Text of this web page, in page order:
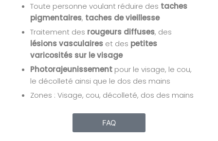
Toute personne voulant réduire des taches
pigmentaires, taches de vieillesse
Traitement des rougeurs diffuses, des
lésions vasculaires et des petites
varicosités sur le visage
Photorajeunissement pour le visage, le cou,
le décolleté ainsi que le dos des mains
Zones : Visage, cou, décolleté, dos des mains
FAQ